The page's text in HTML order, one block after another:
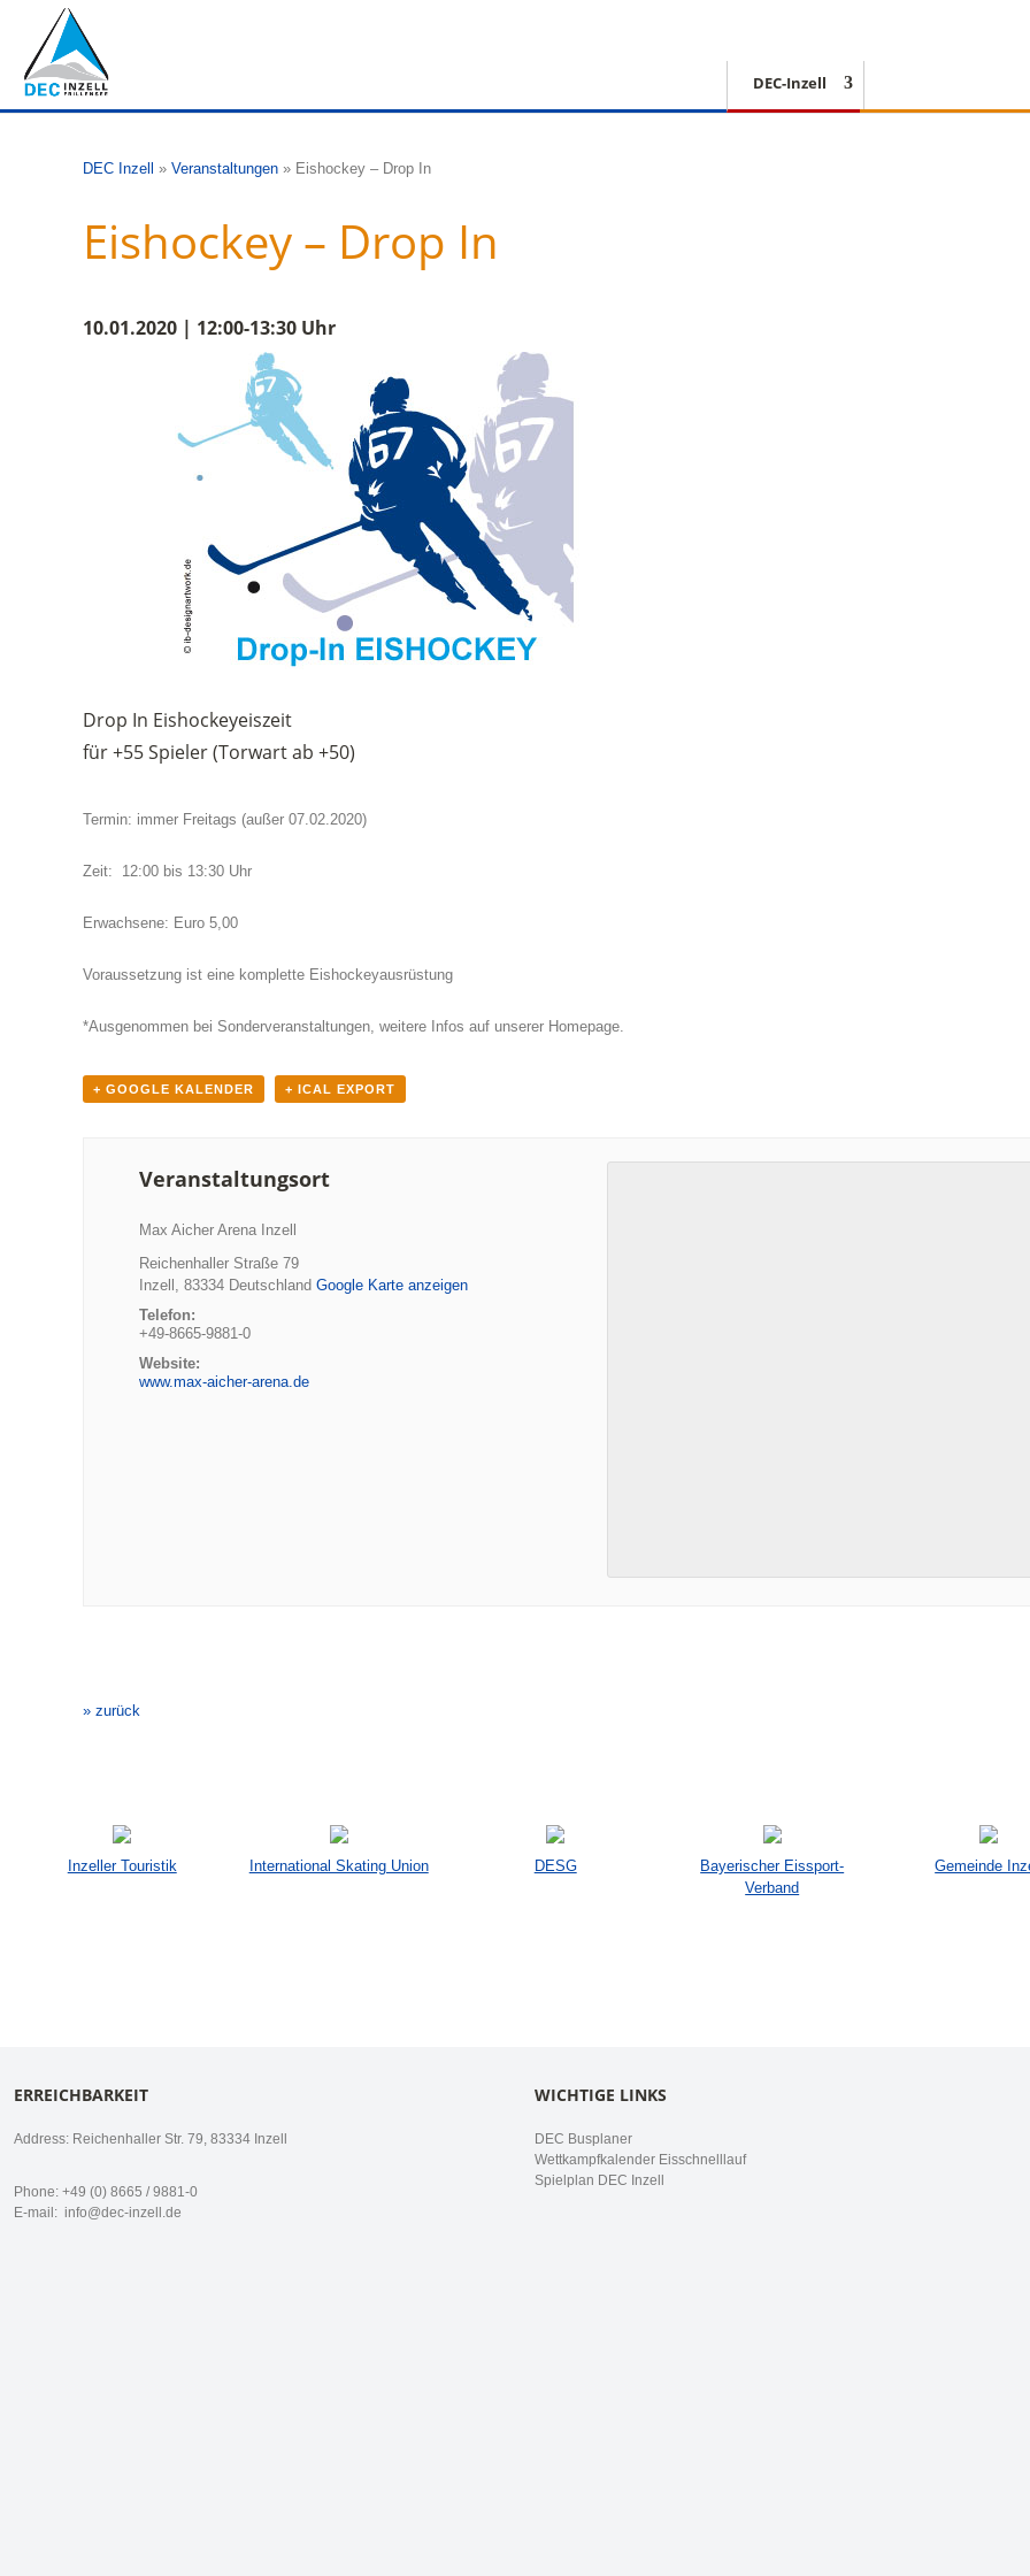
DEC-Inzell
DEC Inzell » Veranstaltungen » Eishockey – Drop In
Eishockey – Drop In
10.01.2020 | 12:00-13:30 Uhr
Drop In Eishockeyeiszeit
für +55 Spieler (Torwart ab +50)
Termin: immer Freitags (außer 07.02.2020)
Zeit: 12:00 bis 13:30 Uhr
Erwachsene: Euro 5,00
Voraussetzung ist eine komplette Eishockeyausrüstung
*Ausgenommen bei Sonderveranstaltungen, weitere Infos auf unserer Homepage.
+ GOOGLE KALENDER + ICAL EXPORT
Veranstaltungsort
Max Aicher Arena Inzell
Reichenhaller Straße 79
Inzell , 83334 Deutschland Google Karte anzeigen
Telefon:
+49-8665-9881-0
Website:
www.max-aicher-arena.de
Navigation
» zurück
Inzeller Touristik International Skating Union DESG
Bayerischer Eissport-
Verband
Gemeinde
ERREICHBARKEIT
Address: Reichenhaller Str. 79, 83334 Inzell
Phone: +49 (0) 8665 / 9881-0
E-mail: info@dec-inzell.de
WICHTIGE LINKS
DEC Busplaner
Wettkampfkalender Eisschnelllauf
Spielplan DEC Inzell